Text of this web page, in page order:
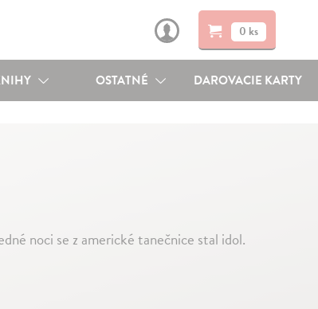
0 ks
OSTATNÉ DAROVACIE KARTY
noci se z americké tanečnice stal idol.